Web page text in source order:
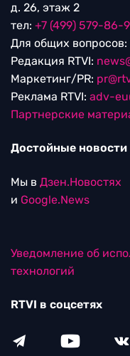
д. 26, этаж 2
тел: +7 (499) 579-86-
Для общих вопросов:
Редакция RTVI:
Маркетинг/PR:
Реклама RTVI: adv-
Партнерские
Достойные новости
Мы в Дзен.Новостях
и Google.News
Уведомление об
технологий
RTVI в соцсетях